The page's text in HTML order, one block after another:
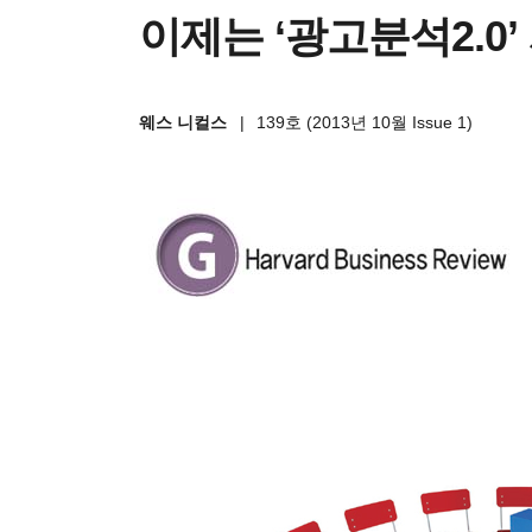
이제는 ‘광고분석
웨스 니컬스 | 139호 (2013년 10월 Issue 1)